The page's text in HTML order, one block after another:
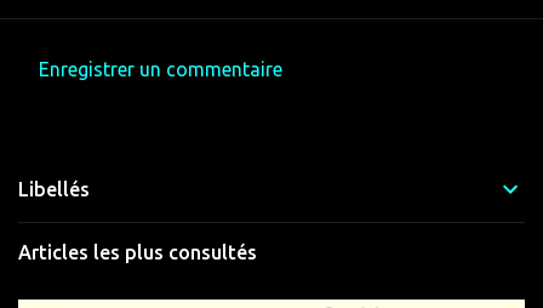
m
n
t
Enregistrer un commentaire
Libellés
Articles les plus consultés